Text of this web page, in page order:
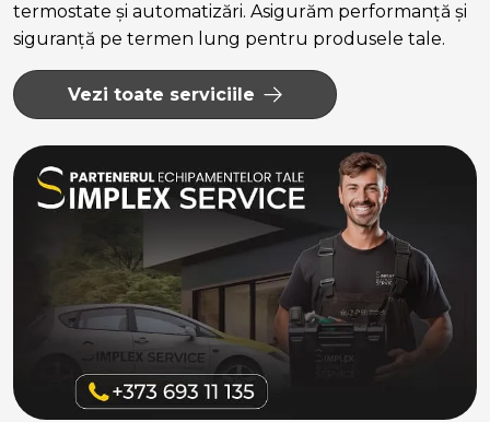
termostate și automatizări. Asigurăm performanță și
siguranță pe termen lung pentru produsele tale.
Vezi toate serviciile